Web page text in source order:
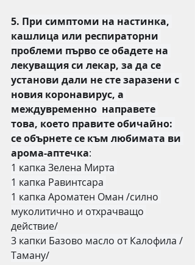
5. При симптоми на настинка,
кашлица или респираторни
проблеми първо се обадете на
лекуващия си лекар, за да се
установи дали не сте заразени с
новия коронавирус, а
междувременно  направете
това, което правите обичайно:
се обърнете се към любимата ви
арома-аптечка:
1 капка Зелена Мирта
1 капка Равинтсара
1 капка Ароматен Оман /силно
муколитично и отхрачващо
действие/
3 капки Базово масло от Калофила /
Таману/